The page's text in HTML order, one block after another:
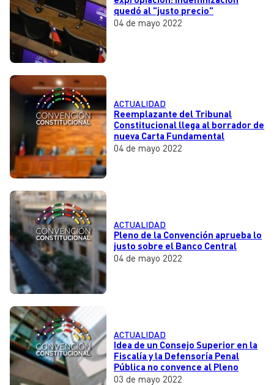
quedó al "justo precio"
04 de mayo 2022
ACTUALIDAD
Reemplazante del Tribunal
Constitucional llega al borrador de
nueva Carta Fundamental
04 de mayo 2022
ACTUALIDAD
Pleno de la Convención aprueba lo
justo sobre el Banco Central
04 de mayo 2022
ACTUALIDAD
Idea de un Consejo Superior en la
Fiscalía y la Defensoría Penal
Pública no convence al Pleno
03 de mayo 2022